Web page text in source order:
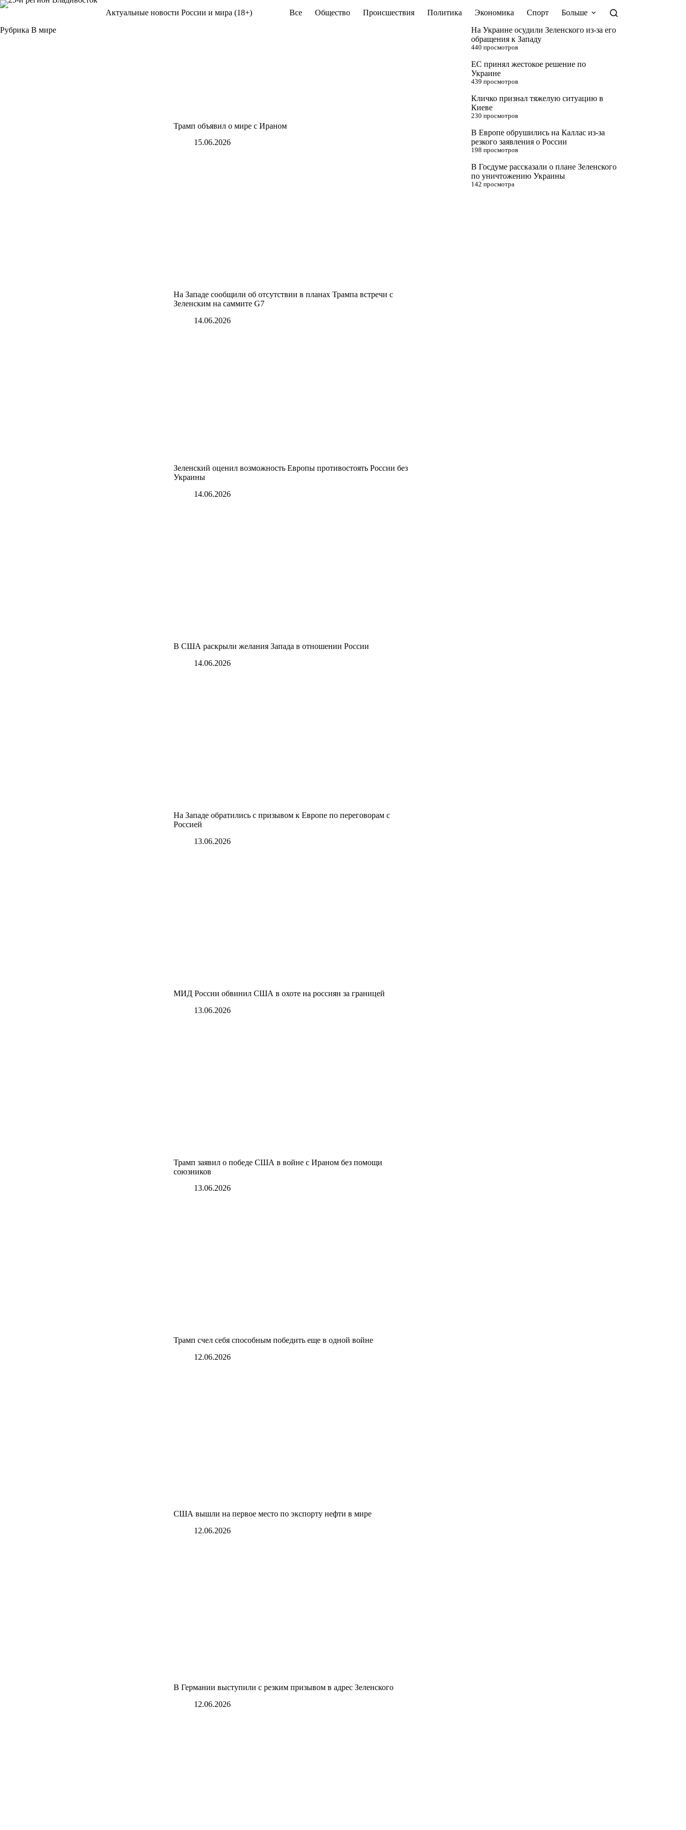
Перейти
Актуальные новости России и мира (18+) Все Общество Происшествия Политика Экономика Спорт
Больше
Рубрика В мире
Трамп объявил о мире с Ираном
15.06.2026
На Западе сообщили об отсутствии в планах Трампа встречи с
Зеленским на саммите G7
14.06.2026
Зеленский оценил возможность Европы противостоять России без
Украины
14.06.2026
В США раскрыли желания Запада в отношении России
14.06.2026
На Западе обратились с призывом к Европе по переговорам с
Россией
13.06.2026
МИД России обвинил США в охоте на россиян за границей
13.06.2026
Трамп заявил о победе США в войне с Ираном без помощи
союзников
13.06.2026
Трамп счел себя способным победить еще в одной войне
12.06.2026
США вышли на первое место по экспорту нефти в мире
12.06.2026
В Германии выступили с резким призывом в адрес Зеленского
12.06.2026
На Украине осудили Зеленского из-за его
обращения к Западу
440 просмотров
ЕС принял жестокое решение по
Украине
439 просмотров
Кличко признал тяжелую ситуацию в
Киеве
230 просмотров
В Европе обрушились на Каллас из-за
резкого заявления о России
198 просмотров
В Госдуме рассказали о плане Зеленского
по уничтожению Украины
142 просмотра